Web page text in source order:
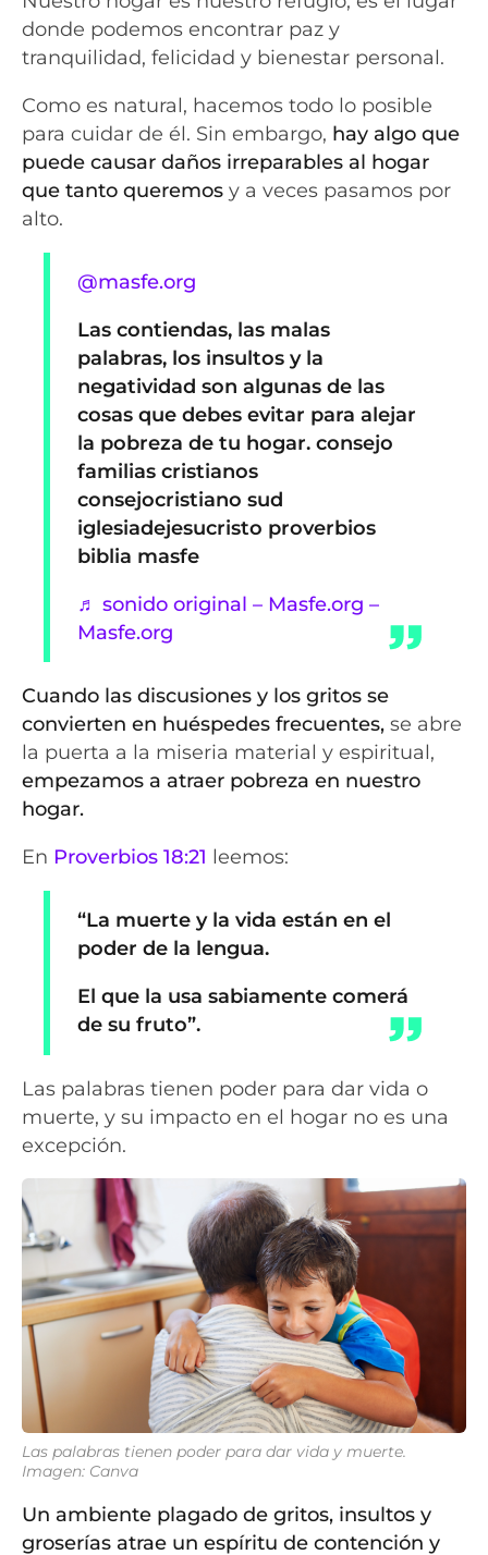
donde podemos encontrar paz y
tranquilidad, felicidad y bienestar personal.
Como es natural, hacemos todo lo posible
para cuidar de él. Sin embargo, hay algo que
puede causar daños irreparables al hogar
que tanto queremos y a veces pasamos por
alto.
@masfe.org
Las contiendas, las malas
palabras, los insultos y la
negatividad son algunas de las
cosas que debes evitar para alejar
la pobreza de tu hogar. consejo
familias cristianos
consejocristiano sud
iglesiadejesucristo proverbios
biblia masfe
♬ sonido original – Masfe.org –
Masfe.org
Cuando las discusiones y los gritos se
convierten en huéspedes frecuentes, se abre
la puerta a la miseria material y espiritual,
empezamos a atraer pobreza en nuestro
hogar.
En Proverbios 18:21 leemos:
“La muerte y la vida están en el
poder de la lengua.
El que la usa sabiamente comerá
de su fruto”.
Las palabras tienen poder para dar vida o
muerte, y su impacto en el hogar no es una
excepción.
Las palabras tienen poder para dar vida y muerte.
Imagen: Canva
Un ambiente plagado de gritos, insultos y
groserías atrae un espíritu de contención y